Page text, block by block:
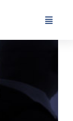
Toggle